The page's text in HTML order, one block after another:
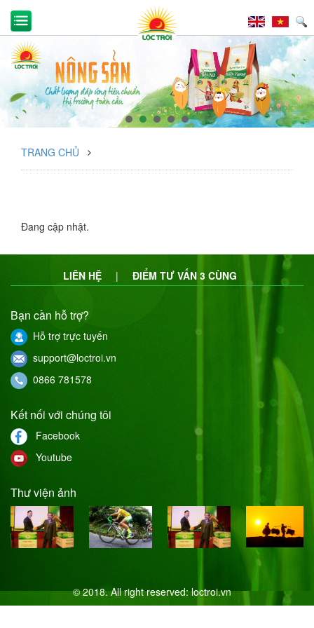
TRANG CHỦ
Đang cập nhật.
LIÊN HỆ | ĐIỂM TƯ VẤN 3 CÙNG
Bạn cần hỗ trợ?
Hỗ trợ trực tuyến
support@loctroi.vn
0866 781578
Kết nối với chúng tôi
Facebook
Youtube
Thư viện ảnh
© 2018. All right reserved:loctroi.vn